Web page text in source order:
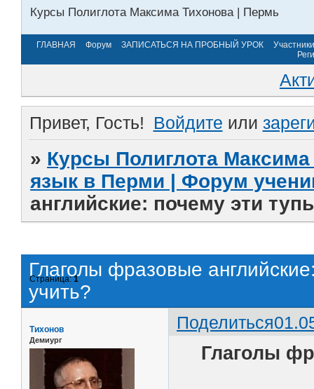
Курсы Полиглота Максима Тихонова | Пермь
ГЛАВНАЯ Форум ЗАПИСАТЬСЯ НА ПРОБНЫЙ УРОК
Участники
Привет, Гость! Войдите или
» Курсы Полиглота
язык в Перми | Форум
английские: почему эти
Глаголы фразовые
учить?
Страница:1
Поделиться
Тихонов
Демиург
Глаголы